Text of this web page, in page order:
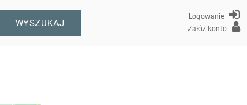
WYSZUKAJ
Logowanie
Załóż konto